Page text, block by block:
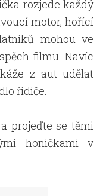
rozjede každý
motor, hořící
mohou ve
filmu. Navíc
z aut udělat
řidiče.
projeďte se těmi
honičkami v